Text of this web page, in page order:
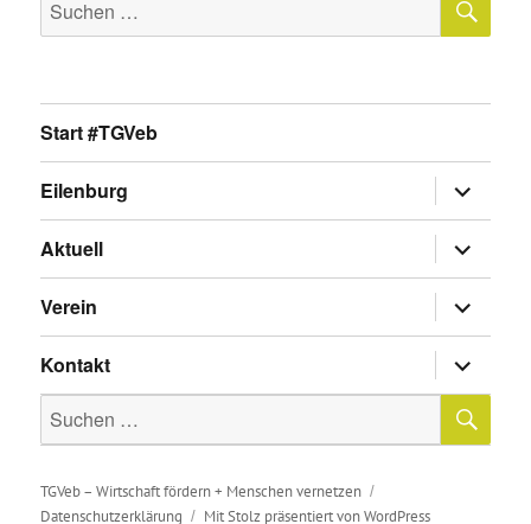
nach:
Start #TGVeb
Eilenburg
anzeigen
Aktuell
anzeigen
Verein
anzeigen
Kontakt
anzeigen
Suche
nach:
TGVeb – Wirtschaft fördern + Menschen vernetzen
Datenschutzerklärung
Mit Stolz präsentiert von WordPress